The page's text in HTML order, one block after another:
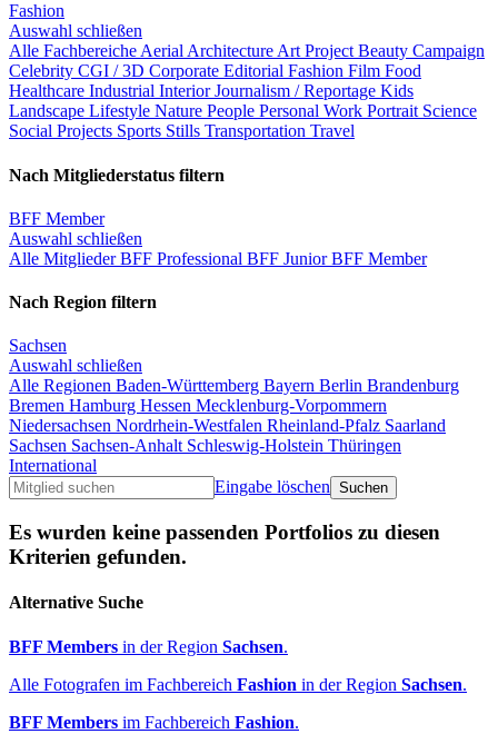
Fashion
Auswahl schließen
Alle Fachbereiche Aerial Architecture Art Project Beauty Campaign
Celebrity CGI / 3D Corporate Editorial Fashion Film Food
Healthcare Industrial InteriorJournalism / Reportage Kids
Landscape Lifestyle Nature People Personal Work Portrait Science
Social Projects Sports Stills Transportation Travel
Nach Mitgliederstatus filtern
BFF Member
Auswahl schließen
Alle MitgliederBFF Professional BFF JuniorBFF Member
Nach Region filtern
Sachsen
Auswahl schließen
Alle Regionen Baden-Württemberg Bayern Berlin Brandenburg
Bremen Hamburg Hessen Mecklenburg-Vorpommern
Niedersachsen Nordrhein-Westfalen Rheinland-Pfalz Saarland
Sachsen Sachsen-Anhalt Schleswig-Holstein Thüringen
International
Eingabe löschen
Es wurden keine passenden Portfolios zu diesen
Kriterien gefunden.
Alternative Suche
BFF Members in der Region Sachsen.
Alle Fotografen im Fachbereich Fashion in der Region Sachsen.
BFF Members im Fachbereich Fashion.